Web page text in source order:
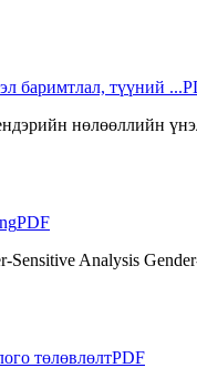
баримтлал, түүний ...
нөлөөллийн
PDF
Sensitive Analysis
төлөвлөлтPDF